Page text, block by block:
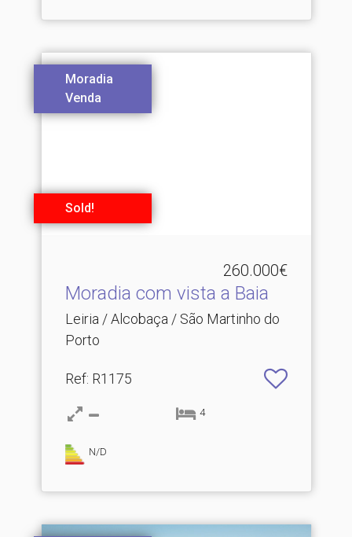
Moradia
Venda
Sold!
260.000€
Moradia com vista a Baia
Leiria / Alcobaça / São Martinho do
Porto
Ref: R1175
4
N/D